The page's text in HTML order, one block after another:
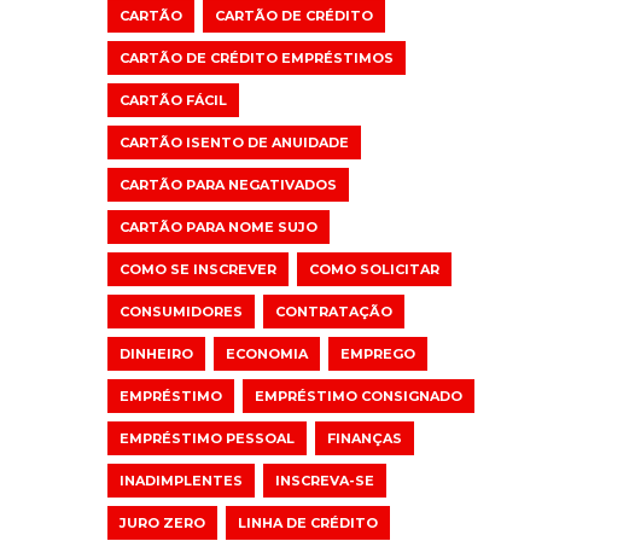
CARTÃO CARTÃO DE CRÉDITO
CARTÃO DE CRÉDITO EMPRÉSTIMOS
CARTÃO FÁCIL
CARTÃO ISENTO DE ANUIDADE
CARTÃO PARA NEGATIVADOS
CARTÃO PARA NOME SUJO
COMO SE INSCREVER COMO SOLICITAR
CONSUMIDORES CONTRATAÇÃO
DINHEIRO ECONOMIA EMPREGO
EMPRÉSTIMO EMPRÉSTIMO CONSIGNADO
EMPRÉSTIMO PESSOAL FINANÇAS
INADIMPLENTES INSCREVA-SE
JURO ZERO LINHA DE CRÉDITO